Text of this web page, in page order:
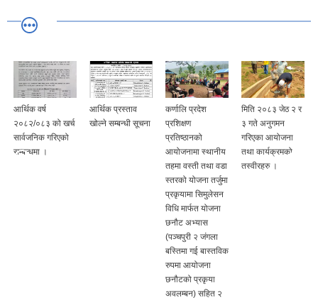
आर्थिक वर्ष
२०८२/०८३ को खर्च
सार्वजनिक गरिएको
सम्बन्धमा ।
आर्थिक प्रस्ताव
खोल्ने सम्बन्धी सूचना
कर्णालि प्रदेश
प्रशिक्षण
प्रतिष्ठानको
आयोजनामा स्थानीय
तहमा वस्ती तथा वडा
स्तरको योजना तर्जुमा
प्रकृयामा सिमुलेसन
विधि मार्फत योजना
छनौट अभ्यास
(पञ्चपुरी २ जंगला
बस्तिमा गई बास्तविक
रुपमा आयोजना
छनौटको प्रकृया
अवलम्बन) सहित २
मिति २०८३ जेठ २ र
३ गते अनुगमन
गरिएका आयोजना
तथा कार्यक्रमको
तस्वीरहरु ।